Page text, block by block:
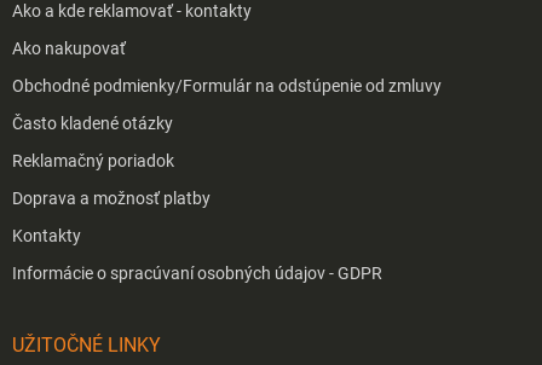
Ako a kde reklamovať - kontakty
Ako nakupovať
Obchodné podmienky/Formulár na odstúpenie od zmluvy
Často kladené otázky
Reklamačný poriadok
Doprava a možnosť platby
Kontakty
Informácie o spracúvaní osobných údajov - GDPR
UŽITOČNÉ LINKY